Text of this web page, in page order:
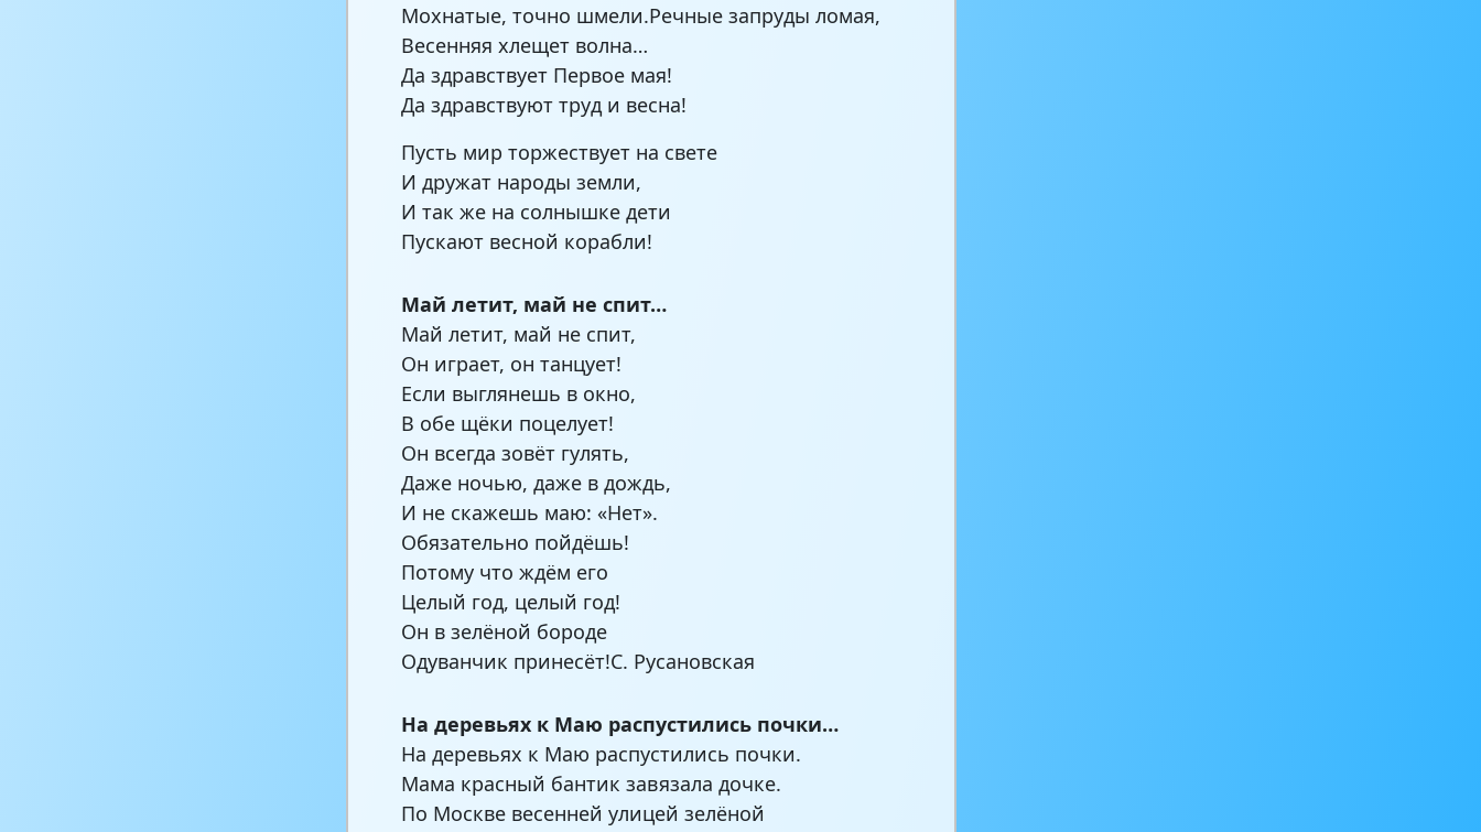
Мохнатые, точно шмели.Речные запруды ломая,
Весенняя хлещет волна…
Да здравствует Первое мая!
Да здравствуют труд и весна!
Пусть мир торжествует на свете
И дружат народы земли,
И так же на солнышке дети
Пускают весной корабли!
Май летит, май не спит…
Май летит, май не спит,
Он играет, он танцует!
Если выглянешь в окно,
В обе щёки поцелует!
Он всегда зовёт гулять,
Даже ночью, даже в дождь,
И не скажешь маю: «Нет».
Обязательно пойдёшь!
Потому что ждём его
Целый год, целый год!
Он в зелёной бороде
Одуванчик принесёт!С. Русановская
На деревьях к Маю распустились почки…
На деревьях к Маю распустились почки.
Мама красный бантик завязала дочке.
По Москве весенней улицей зелёной